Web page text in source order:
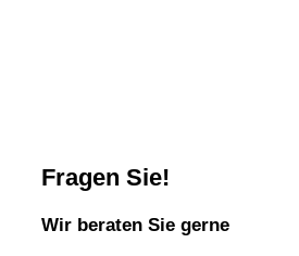
Fragen Sie!
Wir beraten Sie gerne